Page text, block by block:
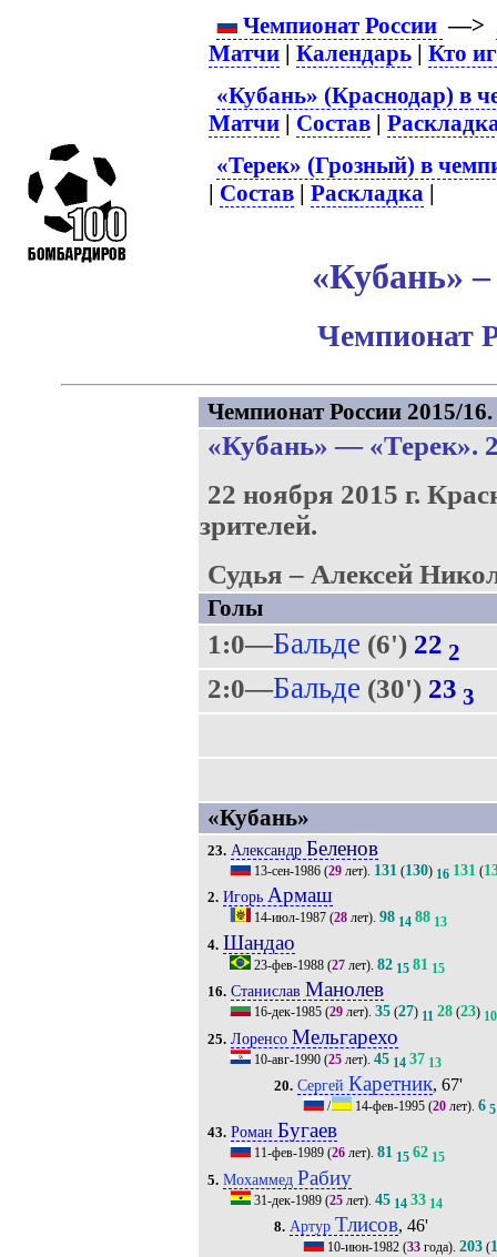
Чемпионат России —>
Матчи |Календарь |Кто
«Кубань» (Краснодар) в
Матчи | Состав |
«Терек» (Грозный) в
| Состав |Раскладка |
«Кубань»
Чемпионат
Чемпионат России 2015/
«Кубань» — «Терек».
22 ноября 2015 г.
зрителей.
Судья – Алексей
Голы
1:0—Бальде (6') 22 2
2:0—Бальде (30') 23 3
«Кубань»
23. Александр Беленов
13-сен-1986(29лет). 131(130) 16 131(
2. Игорь Армаш
14-июл-1987(28лет). 98 14 88 13
4. Шандао
23-фев-1988(27лет). 82 15 81 15
16. Станислав Манолев
16-дек-1985(29лет). 35(27) 11 28(23) 10
25. Лоренсо Мельгарехо
10-авг-1990(25лет). 45 14 37 13
20. Сергей Каретник, 67'
/ 14-фев-1995 (20 лет).6 5
43. Роман Бугаев
11-фев-1989(26лет). 81 15 62 15
5. Мохаммед Рабиу
31-дек-1989(25лет). 45 14 33 14
8. Артур Тлисов, 46'
10-июн-1982 (33 года).203 (